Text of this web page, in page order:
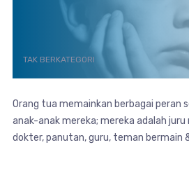
TAK BERKATEGORI
Orang tua memainkan berbagai peran
anak-anak mereka; mereka adalah juru
dokter, panutan, guru, teman bermain